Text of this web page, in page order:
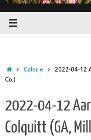
StartGalerie
2022-04-12
Co.)
2022-04-12
Colquitt (GA,